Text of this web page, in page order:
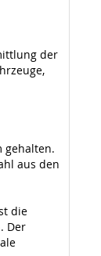
der
gehalten.
aus den
die
Der